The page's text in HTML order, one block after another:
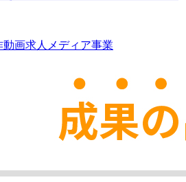
動画求人メディア事業